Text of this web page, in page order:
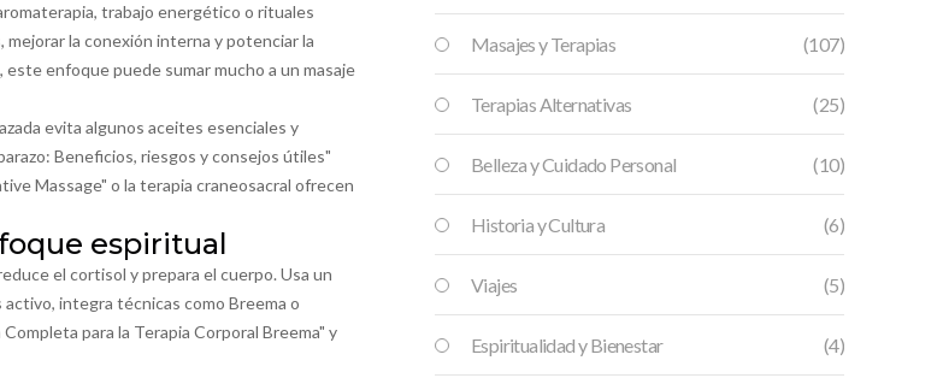
trabajo energético o rituales
la conexión interna y potenciar la
enfoque puede sumar mucho a un masaje
evita algunos aceites esenciales y
Beneficios, riesgos y consejos útiles"
Massage" o la terapia craneosacral ofrecen
espiritual
el cortisol y prepara el cuerpo. Usa un
activo, integra técnicas como Breema o
para la Terapia Corporal Breema" y
Masajes y Terapias (107)
Terapias Alternativas (25)
Belleza y Cuidado Personal (10)
Historia y Cultura (6)
Viajes (5)
Espiritualidad y Bienestar (4)